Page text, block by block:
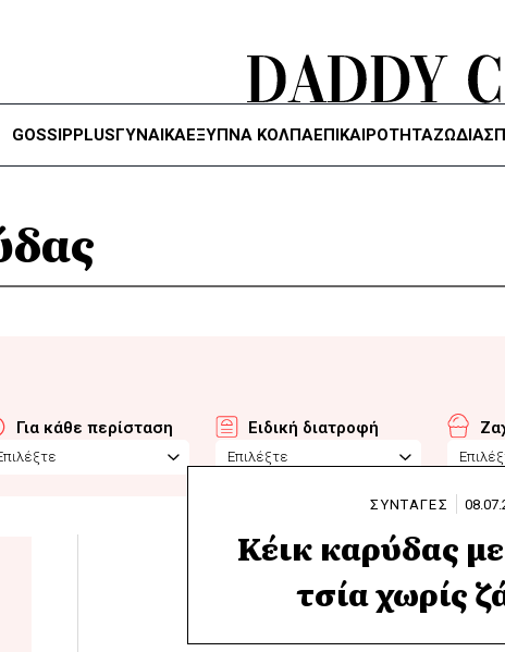
GOSSIPPLUSΓΥΝΑΙΚΑΈΞΥΠΝΑ ΚΌΛΠΑΕΠΙΚΑΙΡΟΤΗΤΑΖΏΔΙΑ
Για κάθε περίσταση Ειδική διατροφή
Επιλέξτε
ΣΥΝΤΑΓΕΣ
Κέικ καρύδας
τσία χωρίς